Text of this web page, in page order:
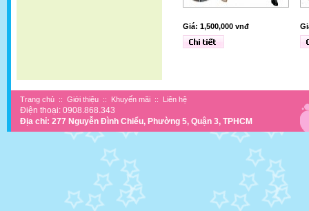
Giá: 1,500,000 vnđ
Trang chủ :: Giới thiệu :: Khuyến mãi :: Liên hệ
Điện thoại: 0908.868.343
Địa chỉ: 277 Nguyễn Đình Chiểu, Phường 5, Quận 3, TPHCM